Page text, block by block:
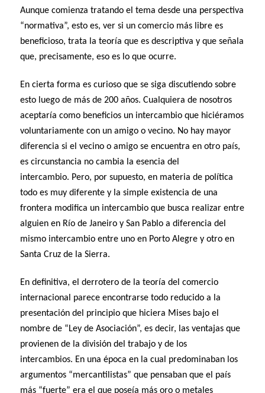
Aunque comienza tratando el tema desde una perspectiva
“normativa”, esto es, ver si un comercio más libre es
beneficioso, trata la teoría que es descriptiva y que señala
que, precisamente, eso es lo que ocurre.
En cierta forma es curioso que se siga discutiendo sobre
esto luego de más de 200 años. Cualquiera de nosotros
aceptaría como beneficios un intercambio que hiciéramos
voluntariamente con un amigo o vecino. No hay mayor
diferencia si el vecino o amigo se encuentra en otro país,
es circunstancia no cambia la esencia del
intercambio. Pero, por supuesto, en materia de política
todo es muy diferente y la simple existencia de una
frontera modifica un intercambio que busca realizar entre
alguien en Río de Janeiro y San Pablo a diferencia del
mismo intercambio entre uno en Porto Alegre y otro en
Santa Cruz de la Sierra.
En definitiva, el derrotero de la teoría del comercio
internacional parece encontrarse todo reducido a la
presentación del principio que hiciera Mises bajo el
nombre de “Ley de Asociación”, es decir, las ventajas que
provienen de la división del trabajo y de los
intercambios. En una época en la cual predominaban los
argumentos “mercantilistas” que pensaban que el país
más “fuerte” era el que poseía más oro o metales